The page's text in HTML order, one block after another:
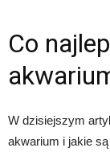
Co
W dzisiejszym
akwarium i jakie